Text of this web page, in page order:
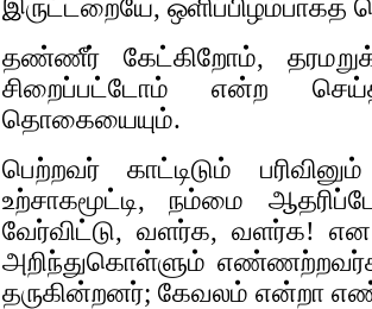
இருட்டறையே, ஒளிப்பிழம்பாகத்
தண்ணீர் கேட்கிறோம்,
சிறைப்பட்டோம் என்ற
தொகையையும்.
பெற்றவர் காட்டிடும்
உற்சாகமூட்டி, நம்மை
வேர்விட்டு, வளர்க, வளர்க!
அறிந்துகொள்ளும்
தருகின்றனர்; கேவலம் என்றா